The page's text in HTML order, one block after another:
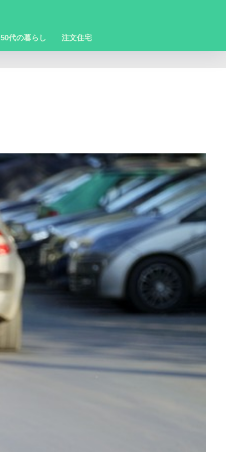
50代の暮らし 注文住宅